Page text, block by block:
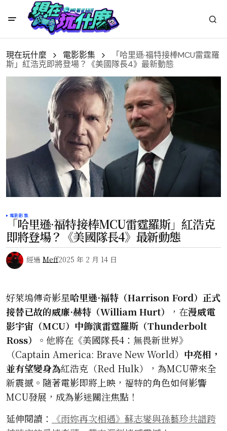
現在玩什麼 電影影集
「哈里遜·福特接棒MCU雷霆羅
斯」紅浩克即將登場？《美國隊長4》最新動態
電影影集
「哈里遜·福特接棒MCU雷霆羅斯」紅浩克
即將登場？《美國隊長4》最新動態
經過 Meff2025 年 2 月 14 日
好萊塢傳奇影星哈里遜·福特（Harrison Ford）正式
接替已故的威廉·赫特（William Hurt）
，在漫威電
影宇宙（MCU）中飾演雷霆羅斯（Thunderbolt
Ross）
。他將在《美國隊長4：無畏新世界》
（Captain America: Brave New World） 中亮相，
並有望變身為紅浩克（Red Hulk），為MCU帶來全
新震撼。隨著電影即將上映，福特的角色如何影響
MCU發展，成為影迷關注焦點！
延伸閱讀：
《雨妳再次相遇》蘇志燮與孫藝珍共譜跨